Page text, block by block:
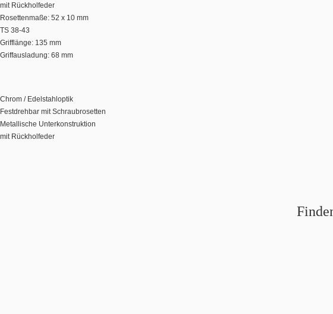
mit Rückholfeder
Rosettenmaße: 52 x 10 mm
TS 38-43
Grifflänge: 135 mm
Griffausladung: 68 mm
Chrom / Edelstahloptik
Festdrehbar mit Schraubrosetten
Metallische Unterkonstruktion
mit Rückholfeder